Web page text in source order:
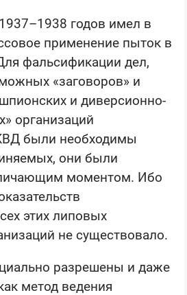
годов имел в
применение пыток в
фальсификации дел,
«заговоров» и
и диверсионно-
организаций
были необходимы
они были
моментом. Ибо
этих липовых
не существовало.
разрешены и даже
метод ведения